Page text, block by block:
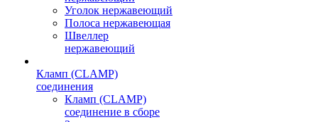
Уголок нержавеющий
Полоса нержавеющая
Швеллер
нержавеющий
Кламп (CLAMP)
соединения
Кламп (CLAMP)
соединение в сборе